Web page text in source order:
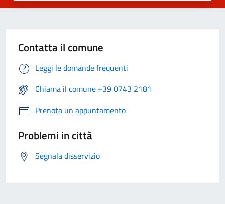
Contatta il comune
Leggi le domande frequenti
Chiama il comune +39 0743 2181
Prenota un appuntamento
Problemi in città
Segnala disservizio